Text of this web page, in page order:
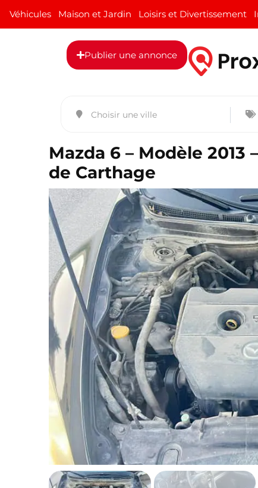
Véhicules Maison et Jardin Loisirs et Divertissement
Publier une annonce
Mazda 6 – Modèle 2013
de Carthage